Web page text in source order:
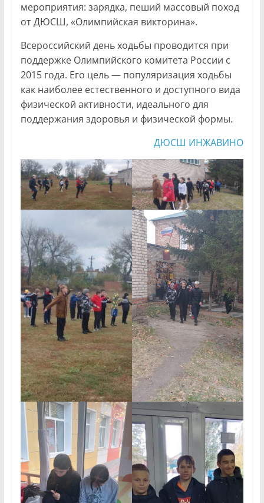
мероприятия: зарядка, пеший массовый поход
от ДЮСШ, «Олимпийская викторина».
Всероссийский день ходьбы проводится при
поддержке Олимпийского комитета России с
2015 года. Его цель — популяризация ходьбы
как наиболее естественного и доступного вида
физической активности, идеального для
поддержания здоровья и физической формы.
ДЮСШ ИНЖАВИНО